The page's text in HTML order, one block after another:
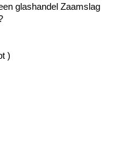
glashandel Zaamslag
)